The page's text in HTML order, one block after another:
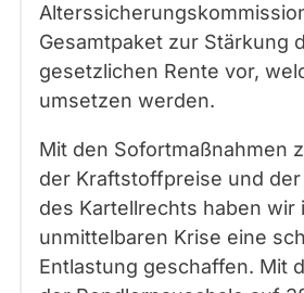
Gesamtpaket zur Stärkung
gesetzlichen Rente vor,
umsetzen werden.
Mit den Sofortmaßnahmen
der Kraftstoffpreise und
des Kartellrechts haben wir
unmittelbaren Krise eine
Entlastung geschaffen. Mit